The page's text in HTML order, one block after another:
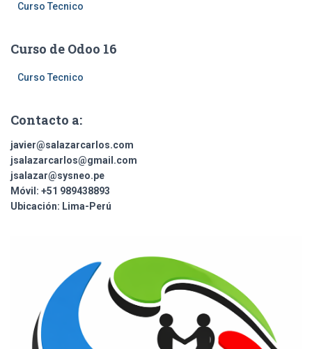
Curso Tecnico
Curso de Odoo 16
Curso Tecnico
Contacto a:
javier@salazarcarlos.com
jsalazarcarlos@gmail.com
jsalazar@sysneo.pe
Móvil: +51 ​989438893
Ubicación: Lima-Perú